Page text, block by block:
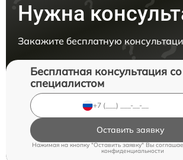
Нужна
Закажите бесплатную
Бесплатная консультация со
специалистом
Оставить заявку
Нажимая на кнопку "Оставить заявку" Вы
конфиденциальности